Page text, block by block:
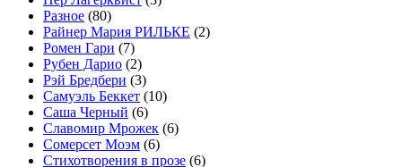
Разное (80)
Райнер Мария РИЛЬКЕ (2)
Ромен Гари (7)
Рубен Дарио (2)
Рэй Бредбери (3)
Самуэль Беккет (10)
Саша Черный (6)
Славомир Мрожек (6)
Сомерсет Моэм (6)
Стихотворения в прозе (6)